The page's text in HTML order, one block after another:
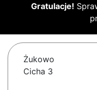
Gratulacje!
Żukowo
Cicha 3